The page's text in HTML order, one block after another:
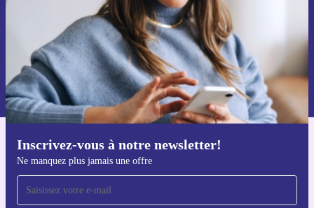
Inscrivez-vous à notre newsletter!
Ne manquez plus jamais une offre
S'inscrire
Retrouvez les informations sur l'utilisation des données personnelles
dans notre
politique de confidentialité.
Téléchargez l'application refurbed
Pour iOS et Android